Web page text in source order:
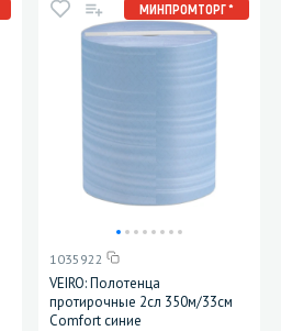
МИНПРОМТОРГ *
1035922
VEIRO: Полотенца
протирочные 2сл 350м/33см
Comfort синие